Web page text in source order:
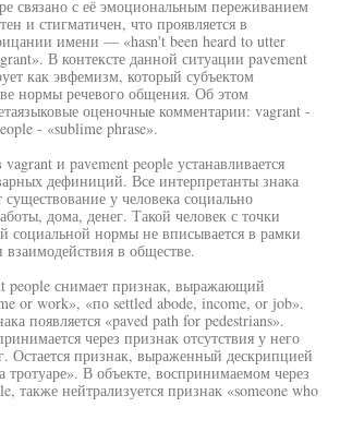
связано с её эмоциональным переживанием
и стигматичен, что проявляется в
имени — «hasn't been heard to utter
В контексте данной ситуации pavement
как эвфемизм, который субъектом
нормы речевого общения. Об этом
оценочные комментарии: vagrant -
- «sublime phrase».
и pavement people устанавливается
дефиниций. Все интерпретанты знака
у человека социально
дома, денег. Такой человек с точки
социальной нормы не вписывается в рамки
в обществе.
people снимает признак, выражающий
or work», «по settled abode, income, or job».
появляется «paved path for pedestrians».
через признак отсутствия у него
Остается признак, выраженный дескрипцией
В объекте, воспринимаемом через
также нейтрализуется признак «someone who